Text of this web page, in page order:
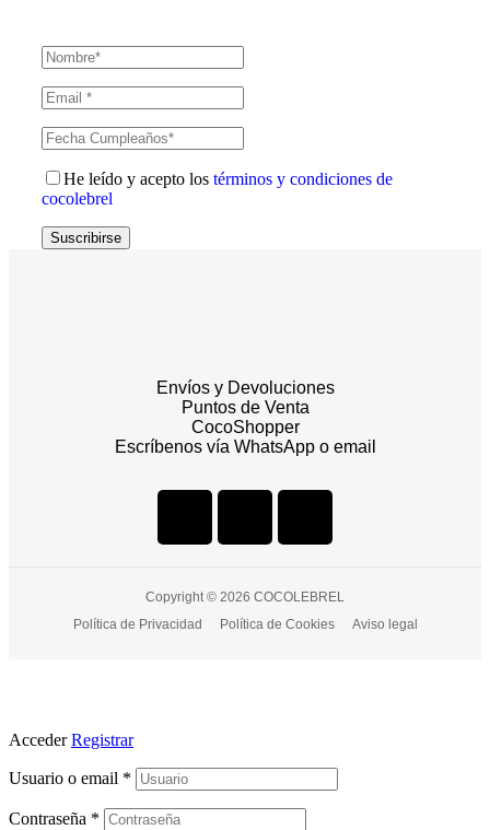
He leído y acepto los términos y condiciones de
cocolebrel
Suscribirse
Envíos y Devoluciones
Puntos de Venta
CocoShopper
Escríbenos vía WhatsApp o email
Copyright © 2026 COCOLEBREL
Política de Privacidad
Política de Cookies Aviso legal
Acceder Registrar
Usuario o email *
Contraseña *